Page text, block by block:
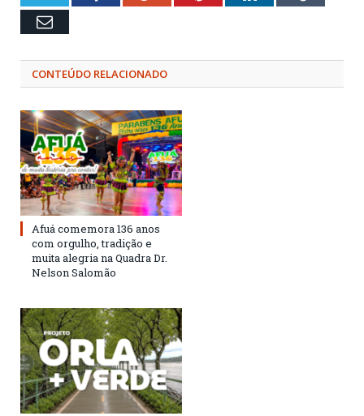
Email
CONTEÚDO RELACIONADO
Afuá comemora 136 anos
com orgulho, tradição e
muita alegria na Quadra Dr.
Nelson Salomão